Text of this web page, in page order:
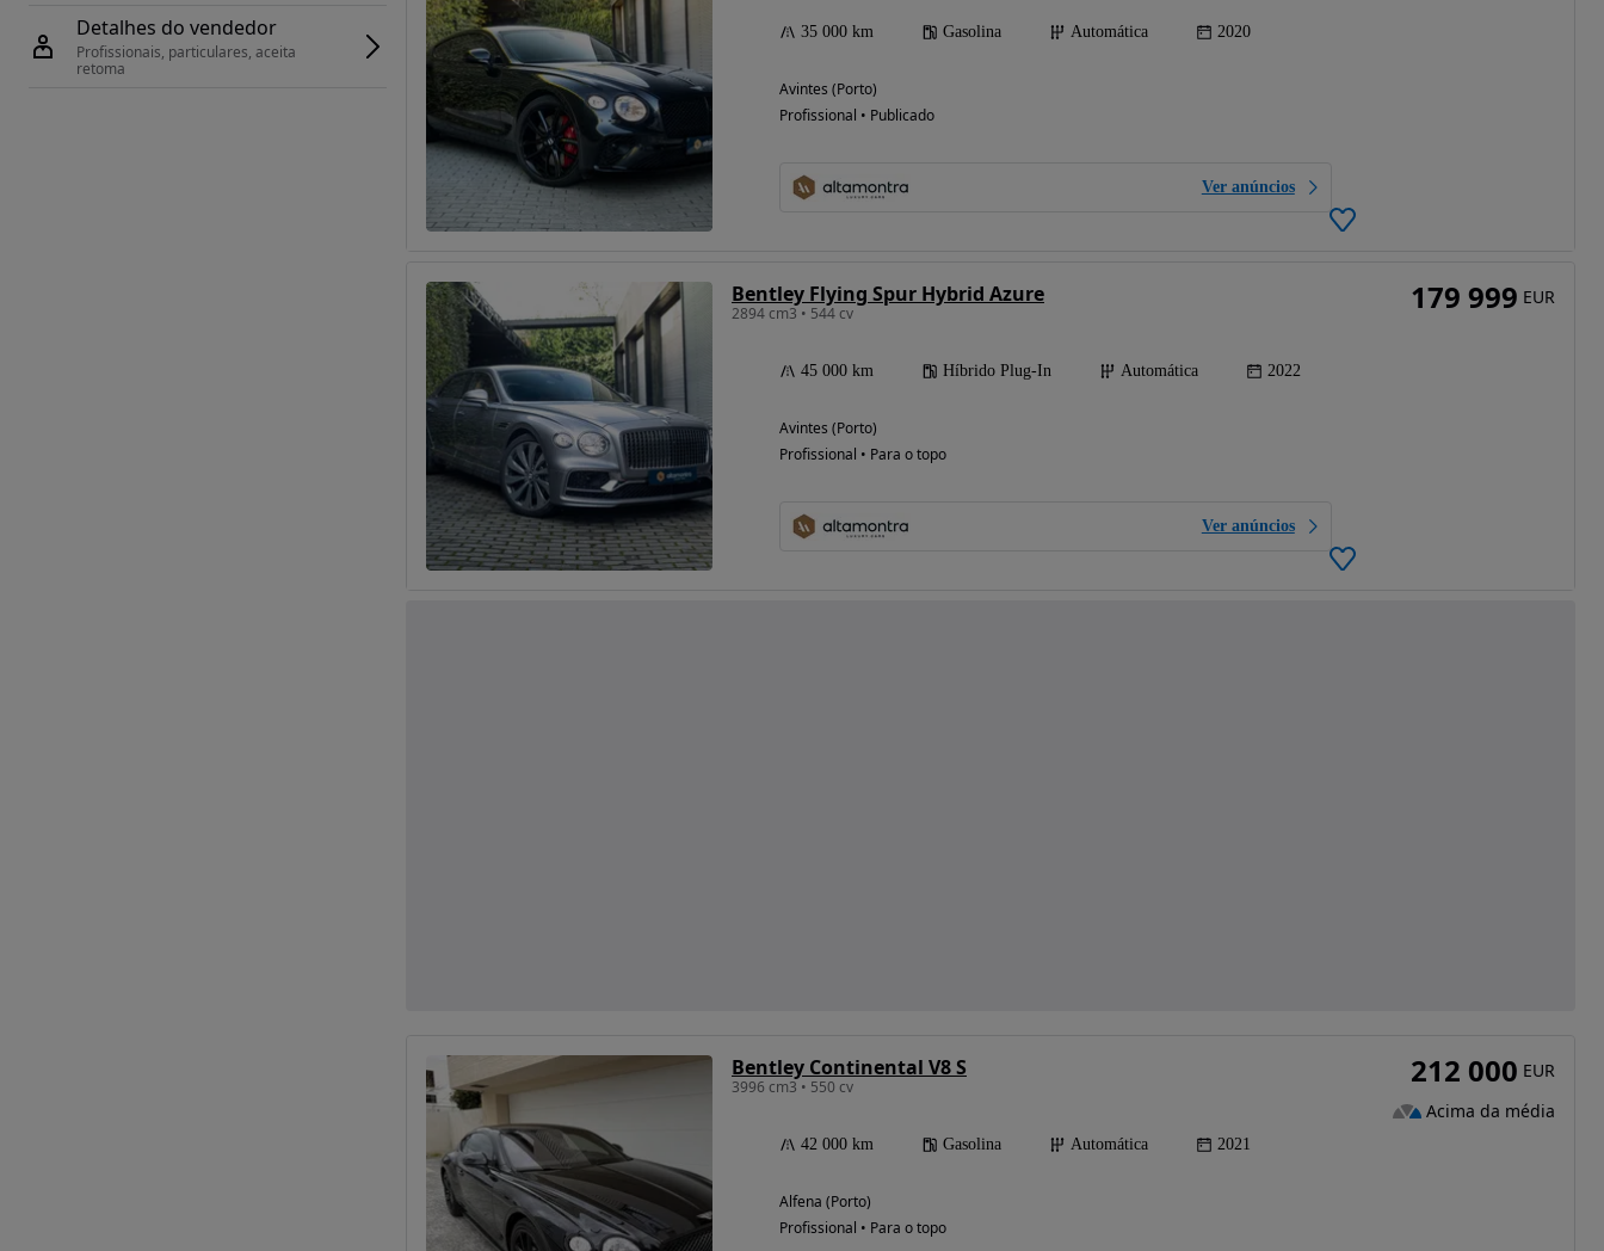
Detalhes do vendedor
Profissionais, particulares, aceita
retoma
35 000 km Gasolina Automática 2020
Avintes (Porto)
Profissional • Publicado
Ver anúncios
Bentley Flying Spur Hybrid Azure
2894 cm3 • 544 cv
45 000 km Híbrido Plug-In Automática 2022
Avintes (Porto)
Profissional • Para o topo
Ver anúncios
179 999 EUR
Bentley Continental V8 S
3996 cm3 • 550 cv
42 000 km Gasolina Automática 2021
Alfena (Porto)
Profissional • Para o topo
212 000 EUR
Acima da média